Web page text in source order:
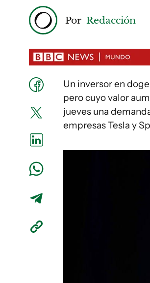
Por Redacción
Un inversor en
pero cuyo valor
jueves una
empresas Tesla y